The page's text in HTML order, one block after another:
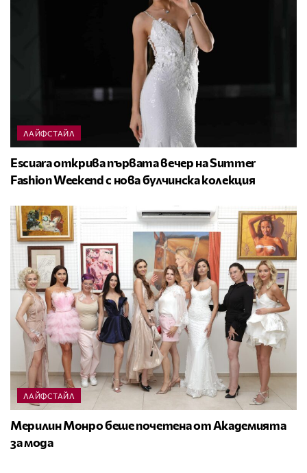
ЛАЙФСТАЙЛ
Escuara открива първата вечер на Summer
Fashion Weekend с нова булчинска колекция
ЛАЙФСТАЙЛ
Мерилин Монро беше почетена от Академията
за мода